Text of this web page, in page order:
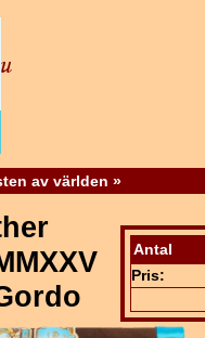
av världen »
Antal
Pris: